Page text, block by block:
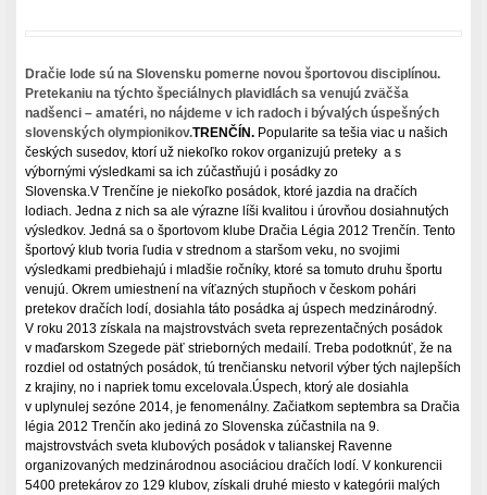
Dračie lode sú na Slovensku pomerne novou športovou disciplínou.
Pretekaniu na týchto špeciálnych plavidlách sa venujú zväčša
nadšenci – amatéri, no nájdeme v ich radoch i bývalých úspešných
slovenských olympionikov.TRENČÍN. Popularite sa tešia viac u našich
českých susedov, ktorí už niekoľko rokov organizujú preteky a s
výbornými výsledkami sa ich zúčastňujú i posádky zo
Slovenska.V Trenčíne je niekoľko posádok, ktoré jazdia na dračích
lodiach. Jedna z nich sa ale výrazne líši kvalitou i úrovňou dosiahnutých
výsledkov. Jedná sa o športovom klube Dračia Légia 2012 Trenčín. Tento
športový klub tvoria ľudia v strednom a staršom veku, no svojimi
výsledkami predbiehajú i mladšie ročníky, ktoré sa tomuto druhu športu
venujú. Okrem umiestnení na víťazných stupňoch v českom pohári
pretekov dračích lodí, dosiahla táto posádka aj úspech medzinárodný.
V roku 2013 získala na majstrovstvách sveta reprezentačných posádok
v maďarskom Szegede päť strieborných medailí. Treba podotknúť, že na
rozdiel od ostatných posádok, tú trenčiansku netvoril výber tých najlepších
z krajiny, no i napriek tomu excelovala.Úspech, ktorý ale dosiahla
v uplynulej sezóne 2014, je fenomenálny. Začiatkom septembra sa Dračia
légia 2012 Trenčín ako jediná zo Slovenska zúčastnila na 9.
majstrovstvách sveta klubových posádok v talianskej Ravenne
organizovaných medzinárodnou asociáciou dračích lodí. V konkurencii
5400 pretekárov zo 129 klubov, získali druhé miesto v kategórii malých